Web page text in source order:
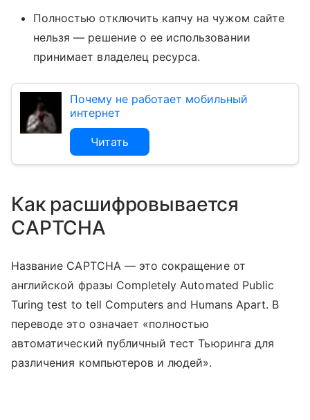
Полностью отключить капчу на чужом сайте
нельзя — решение о ее использовании
принимает владелец ресурса.
Почему не работает мобильный
интернет
Читать
Как расшифровывается
CAPTCHA
Название CAPTCHA — это сокращение от
английской фразы Completely Automated Public
Turing test to tell Computers and Humans Apart. В
переводе это означает «полностью
автоматический публичный тест Тьюринга для
различения компьютеров и людей».